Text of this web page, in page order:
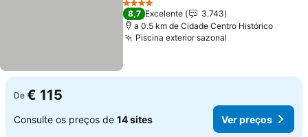
4 Estrelas
8,7 Excelente
3.743
a 0.5 km de Cidade Centro Histórico
Piscina exterior sazonal
De € 115
Consulte os preços de 14 sites Ver preços